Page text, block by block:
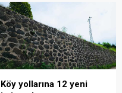
içme suyu altyapısının
güçlendirilmesi ve
vatandaşlara daha kaliteli
hizmet sunulması
hedefleniyor.
Köy yollarına 12 yeni